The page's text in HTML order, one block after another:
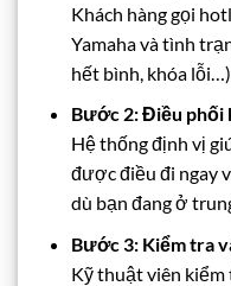
Khách hàng gọi
Yamaha và tình
hết bình, khóa lỗi…).
Bước 2: Điều phối
Hệ thống định vị
được điều đi ngay
dù bạn đang ở
Bước 3: Kiểm tra
Kỹ thuật viên kiểm